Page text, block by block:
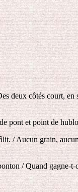
deux côtés court,
pont et point de
/ Aucun grain,
/ Quand gagne-t-